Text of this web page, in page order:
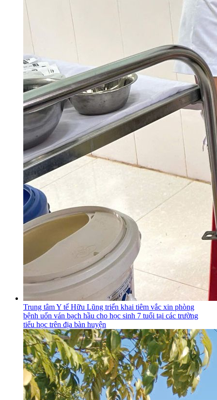
Trung tâm Y tế Hữu Lũng triển khai tiêm vắc xin phòng
bệnh uốn ván bạch hầu cho học sinh 7 tuổi tại các trường
tiểu học trên địa bàn huyện